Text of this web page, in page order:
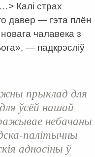
Калі страх
давер — гэта плён
чалавека з
— падкрэсліў
прыклад для
ўсёй нашай
небачаны
палітычны
адносіны ў